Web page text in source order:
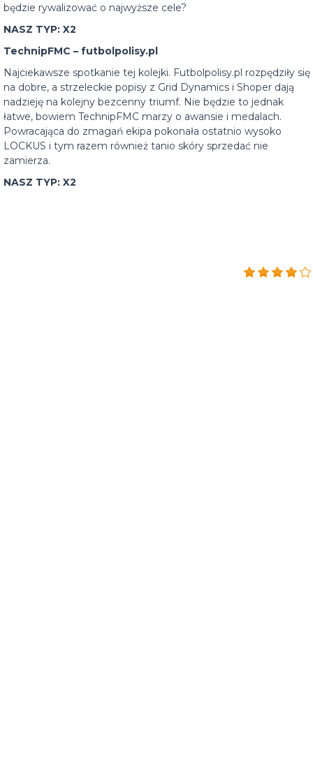
będzie rywalizować o najwyższe cele?
NASZ TYP: X2
TechnipFMC – futbolpolisy.pl
Najciekawsze spotkanie tej kolejki. Futbolpolisy.pl rozpędziły się
na dobre, a strzeleckie popisy z Grid Dynamics i Shoper dają
nadzieję na kolejny bezcenny triumf. Nie będzie to jednak
łatwe, bowiem TechnipFMC marzy o awansie i medalach.
Powracająca do zmagań ekipa pokonała ostatnio wysoko
LOCKUS i tym razem również tanio skóry sprzedać nie
zamierza.
NASZ TYP: X2